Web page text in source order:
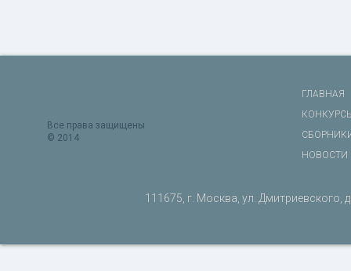
Все права защищены
© 2014
ГЛАВНАЯ
НОВОСТИ
111675, г. Москва, ул. Дмитриевского,